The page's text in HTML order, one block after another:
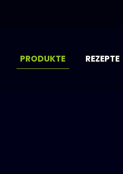
PRODUKTE REZEPTE